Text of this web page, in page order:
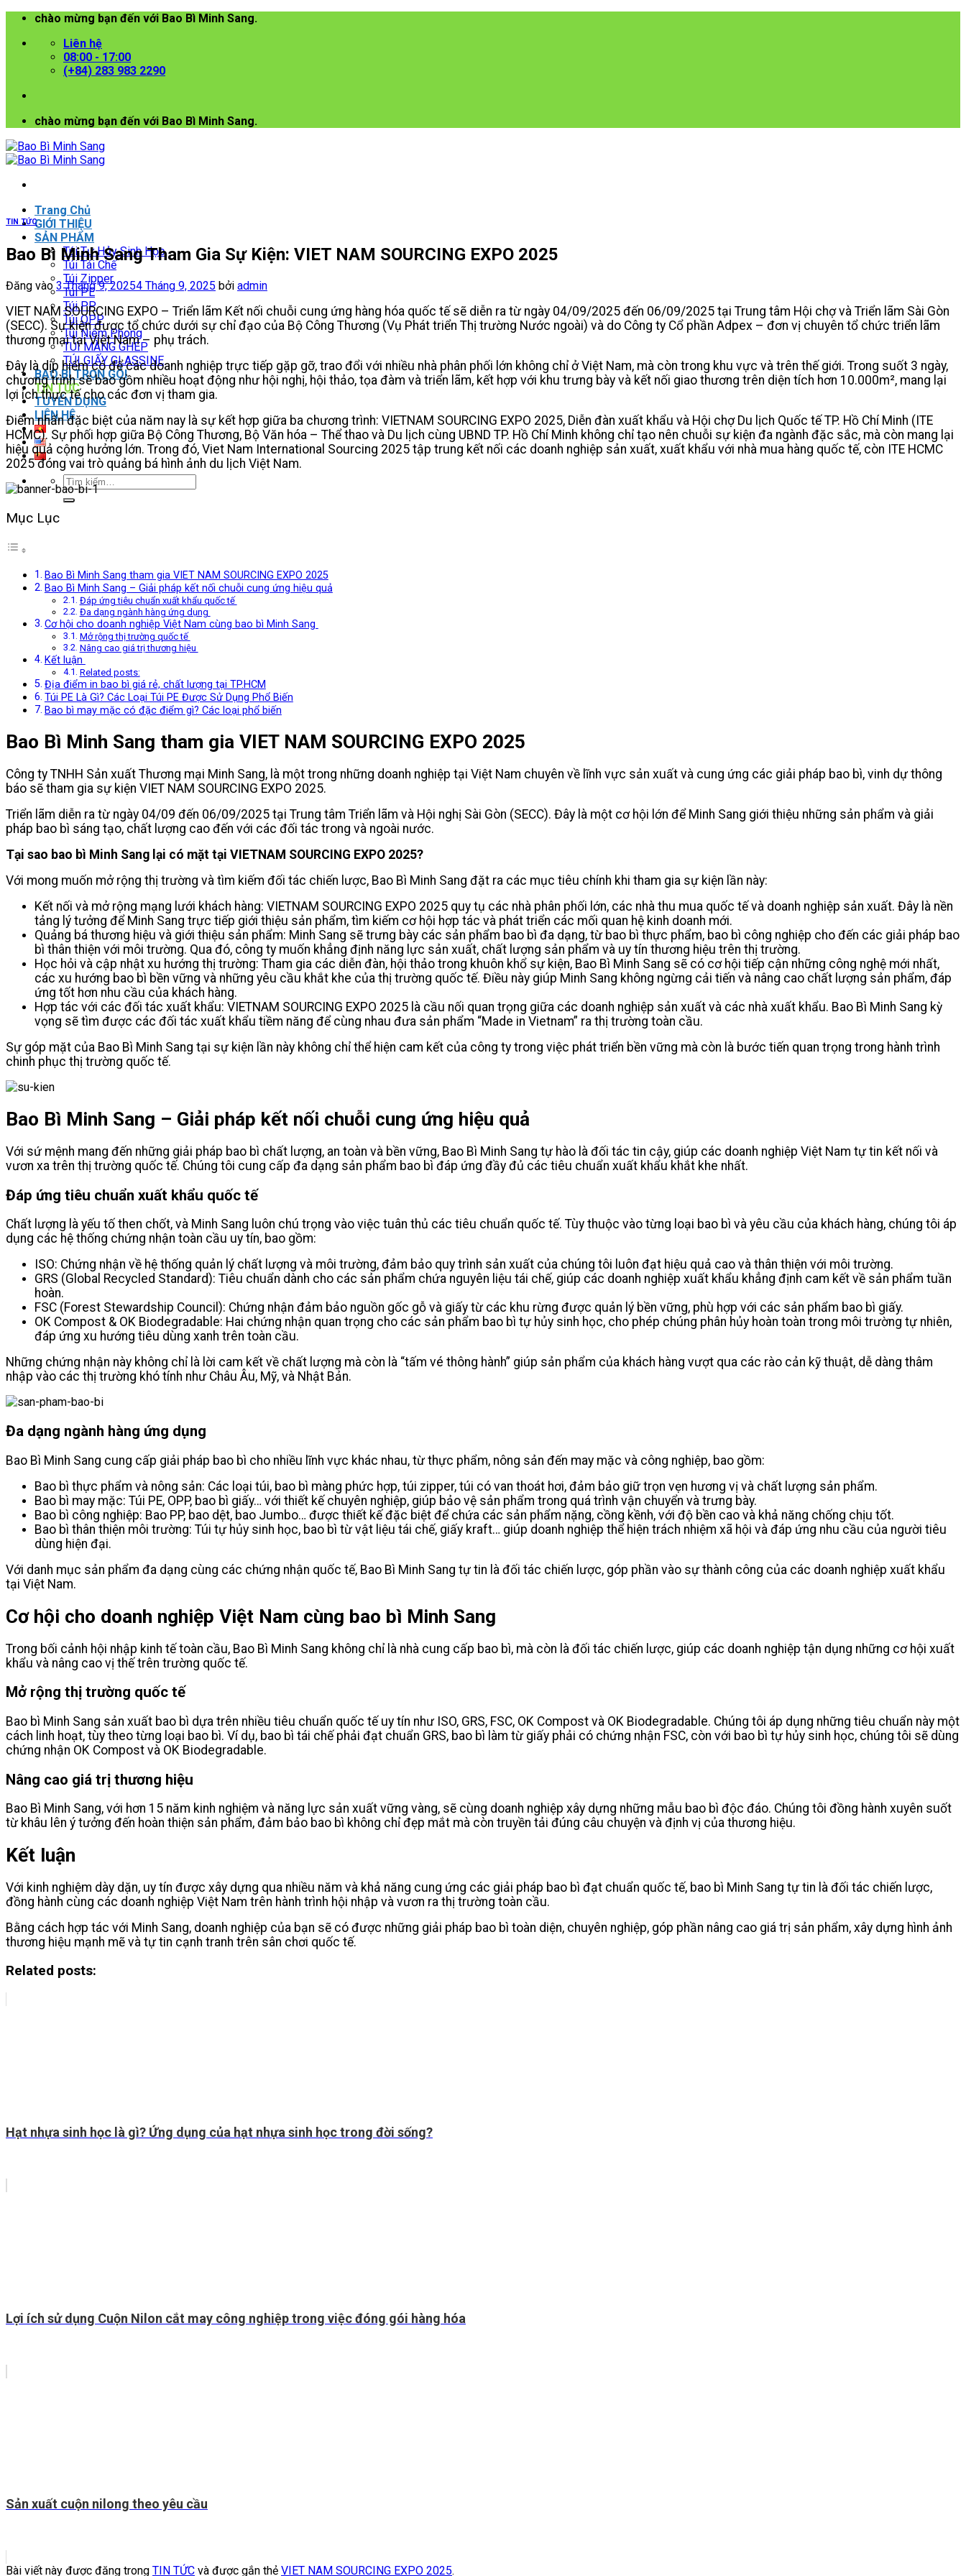
chào mừng bạn đến với Bao Bì Minh Sang.
Liên hệ
08:00 - 17:00
(+84) 283 983 2290
chào mừng bạn đến với Bao Bì Minh Sang.
Trang Chủ
GIỚI THIỆU
SẢN PHẨM
Túi Tự Hủy Sinh Học
Túi Tái Chế
Túi Zipper
Túi PE
Túi PP
Túi OPP
Túi Niêm Phong
TÚI MÀNG GHÉP
TÚI GIẤY GLASSINE
BAO BÌ TRỌN GÓI
TIN TỨC
TUYỂN DỤNG
LIÊN HỆ
Tìm
kiếm:
TIN TỨC
Bao Bì Minh Sang Tham Gia Sự Kiện: VIET NAM SOURCING EXPO 2025
Đăng vào3 Tháng 9, 20254 Tháng 9, 2025 bởi admin
VIET NAM SOURCING EXPO – Triển lãm Kết nối chuỗi cung ứng hàng hóa quốc tế sẽ diễn ra từ ngày 04/09/2025 đến 06/09/2025 tại Trung tâm Hội chợ và Triển lãm Sài Gòn
(SECC). Sự kiện được tổ chức dưới sự chỉ đạo của Bộ Công Thương (Vụ Phát triển Thị trường Nước ngoài) và do Công ty Cổ phần Adpex – đơn vị chuyên tổ chức triển lãm
thương mại tại Việt Nam – phụ trách.
Đây là dịp hiếm có để các doanh nghiệp trực tiếp gặp gỡ, trao đổi với nhiều nhà phân phối lớn không chỉ ở Việt Nam, mà còn trong khu vực và trên thế giới. Trong suốt 3 ngày,
chương trình sẽ bao gồm nhiều hoạt động như hội nghị, hội thảo, tọa đàm và triển lãm, kết hợp với khu trưng bày và kết nối giao thương trên diện tích hơn 10.000m², mang lại
lợi ích thực tế cho các đơn vị tham gia.
Điểm nhấn đặc biệt của năm nay là sự kết hợp giữa ba chương trình: VIETNAM SOURCING EXPO 2025, Diễn đàn xuất khẩu và Hội chợ Du lịch Quốc tế TP. Hồ Chí Minh (ITE
HCMC). Sự phối hợp giữa Bộ Công Thương, Bộ Văn hóa – Thể thao và Du lịch cùng UBND TP. Hồ Chí Minh không chỉ tạo nên chuỗi sự kiện đa ngành đặc sắc, mà còn mang lại
hiệu quả cộng hưởng lớn. Trong đó, Viet Nam International Sourcing 2025 tập trung kết nối các doanh nghiệp sản xuất, xuất khẩu với nhà mua hàng quốc tế, còn ITE HCMC
2025 đóng vai trò quảng bá hình ảnh du lịch Việt Nam.
Mục Lục
Bao Bì Minh Sang tham gia VIET NAM SOURCING EXPO 2025
Bao Bì Minh Sang – Giải pháp kết nối chuỗi cung ứng hiệu quả
Đáp ứng tiêu chuẩn xuất khẩu quốc tế
Đa dạng ngành hàng ứng dụng
Cơ hội cho doanh nghiệp Việt Nam cùng bao bì Minh Sang
Mở rộng thị trường quốc tế
Nâng cao giá trị thương hiệu
Kết luận
Related posts:
Địa điểm in bao bì giá rẻ, chất lượng tại TP.HCM
Túi PE Là Gì? Các Loại Túi PE Được Sử Dụng Phổ Biến
Bao bì may mặc có đặc điểm gì? Các loại phổ biến
Bao Bì Minh Sang tham gia VIET NAM SOURCING EXPO 2025
Công ty TNHH Sản xuất Thương mại Minh Sang, là một trong những doanh nghiệp tại Việt Nam chuyên về lĩnh vực sản xuất và cung ứng các giải pháp bao bì, vinh dự thông
báo sẽ tham gia sự kiện VIET NAM SOURCING EXPO 2025.
Triển lãm diễn ra từ ngày 04/09 đến 06/09/2025 tại Trung tâm Triển lãm và Hội nghị Sài Gòn (SECC). Đây là một cơ hội lớn để Minh Sang giới thiệu những sản phẩm và giải
pháp bao bì sáng tạo, chất lượng cao đến với các đối tác trong và ngoài nước.
Tại sao bao bì Minh Sang lại có mặt tại VIETNAM SOURCING EXPO 2025?
Với mong muốn mở rộng thị trường và tìm kiếm đối tác chiến lược, Bao Bì Minh Sang đặt ra các mục tiêu chính khi tham gia sự kiện lần này:
Kết nối và mở rộng mạng lưới khách hàng: VIETNAM SOURCING EXPO 2025 quy tụ các nhà phân phối lớn, các nhà thu mua quốc tế và doanh nghiệp sản xuất. Đây là nền
tảng lý tưởng để Minh Sang trực tiếp giới thiệu sản phẩm, tìm kiếm cơ hội hợp tác và phát triển các mối quan hệ kinh doanh mới.
Quảng bá thương hiệu và giới thiệu sản phẩm: Minh Sang sẽ trưng bày các sản phẩm bao bì đa dạng, từ bao bì thực phẩm, bao bì công nghiệp cho đến các giải pháp bao
bì thân thiện với môi trường. Qua đó, công ty muốn khẳng định năng lực sản xuất, chất lượng sản phẩm và uy tín thương hiệu trên thị trường.
Học hỏi và cập nhật xu hướng thị trường: Tham gia các diễn đàn, hội thảo trong khuôn khổ sự kiện, Bao Bì Minh Sang sẽ có cơ hội tiếp cận những công nghệ mới nhất,
các xu hướng bao bì bền vững và những yêu cầu khắt khe của thị trường quốc tế. Điều này giúp Minh Sang không ngừng cải tiến và nâng cao chất lượng sản phẩm, đáp
ứng tốt hơn nhu cầu của khách hàng.
Hợp tác với các đối tác xuất khẩu: VIETNAM SOURCING EXPO 2025 là cầu nối quan trọng giữa các doanh nghiệp sản xuất và các nhà xuất khẩu. Bao Bì Minh Sang kỳ
vọng sẽ tìm được các đối tác xuất khẩu tiềm năng để cùng nhau đưa sản phẩm “Made in Vietnam” ra thị trường toàn cầu.
Sự góp mặt của Bao Bì Minh Sang tại sự kiện lần này không chỉ thể hiện cam kết của công ty trong việc phát triển bền vững mà còn là bước tiến quan trọng trong hành trình
chinh phục thị trường quốc tế.
Bao Bì Minh Sang – Giải pháp kết nối chuỗi cung ứng hiệu quả
Với sứ mệnh mang đến những giải pháp bao bì chất lượng, an toàn và bền vững, Bao Bì Minh Sang tự hào là đối tác tin cậy, giúp các doanh nghiệp Việt Nam tự tin kết nối và
vươn xa trên thị trường quốc tế. Chúng tôi cung cấp đa dạng sản phẩm bao bì đáp ứng đầy đủ các tiêu chuẩn xuất khẩu khắt khe nhất.
Đáp ứng tiêu chuẩn xuất khẩu quốc tế
Chất lượng là yếu tố then chốt, và Minh Sang luôn chú trọng vào việc tuân thủ các tiêu chuẩn quốc tế. Tùy thuộc vào từng loại bao bì và yêu cầu của khách hàng, chúng tôi áp
dụng các hệ thống chứng nhận toàn cầu uy tín, bao gồm:
ISO: Chứng nhận về hệ thống quản lý chất lượng và môi trường, đảm bảo quy trình sản xuất của chúng tôi luôn đạt hiệu quả cao và thân thiện với môi trường.
GRS (Global Recycled Standard): Tiêu chuẩn dành cho các sản phẩm chứa nguyên liệu tái chế, giúp các doanh nghiệp xuất khẩu khẳng định cam kết về sản phẩm tuần
hoàn.
FSC (Forest Stewardship Council): Chứng nhận đảm bảo nguồn gốc gỗ và giấy từ các khu rừng được quản lý bền vững, phù hợp với các sản phẩm bao bì giấy.
OK Compost & OK Biodegradable: Hai chứng nhận quan trọng cho các sản phẩm bao bì tự hủy sinh học, cho phép chúng phân hủy hoàn toàn trong môi trường tự nhiên,
đáp ứng xu hướng tiêu dùng xanh trên toàn cầu.
Những chứng nhận này không chỉ là lời cam kết về chất lượng mà còn là “tấm vé thông hành” giúp sản phẩm của khách hàng vượt qua các rào cản kỹ thuật, dễ dàng thâm
nhập vào các thị trường khó tính như Châu Âu, Mỹ, và Nhật Bản.
Đa dạng ngành hàng ứng dụng
Bao Bì Minh Sang cung cấp giải pháp bao bì cho nhiều lĩnh vực khác nhau, từ thực phẩm, nông sản đến may mặc và công nghiệp, bao gồm:
Bao bì thực phẩm và nông sản: Các loại túi, bao bì màng phức hợp, túi zipper, túi có van thoát hơi, đảm bảo giữ trọn vẹn hương vị và chất lượng sản phẩm.
Bao bì may mặc: Túi PE, OPP, bao bì giấy… với thiết kế chuyên nghiệp, giúp bảo vệ sản phẩm trong quá trình vận chuyển và trưng bày.
Bao bì công nghiệp: Bao PP, bao dệt, bao Jumbo… được thiết kế đặc biệt để chứa các sản phẩm nặng, cồng kềnh, với độ bền cao và khả năng chống chịu tốt.
Bao bì thân thiện môi trường: Túi tự hủy sinh học, bao bì từ vật liệu tái chế, giấy kraft… giúp doanh nghiệp thể hiện trách nhiệm xã hội và đáp ứng nhu cầu của người tiêu
dùng hiện đại.
Với danh mục sản phẩm đa dạng cùng các chứng nhận quốc tế, Bao Bì Minh Sang tự tin là đối tác chiến lược, góp phần vào sự thành công của các doanh nghiệp xuất khẩu
tại Việt Nam.
Cơ hội cho doanh nghiệp Việt Nam cùng bao bì Minh Sang
Trong bối cảnh hội nhập kinh tế toàn cầu, Bao Bì Minh Sang không chỉ là nhà cung cấp bao bì, mà còn là đối tác chiến lược, giúp các doanh nghiệp tận dụng những cơ hội xuất
khẩu và nâng cao vị thế trên trường quốc tế.
Mở rộng thị trường quốc tế
Bao bì Minh Sang sản xuất bao bì dựa trên nhiều tiêu chuẩn quốc tế uy tín như ISO, GRS, FSC, OK Compost và OK Biodegradable. Chúng tôi áp dụng những tiêu chuẩn này một
cách linh hoạt, tùy theo từng loại bao bì. Ví dụ, bao bì tái chế phải đạt chuẩn GRS, bao bì làm từ giấy phải có chứng nhận FSC, còn với bao bì tự hủy sinh học, chúng tôi sẽ dùng
chứng nhận OK Compost và OK Biodegradable.
Nâng cao giá trị thương hiệu
Bao Bì Minh Sang, với hơn 15 năm kinh nghiệm và năng lực sản xuất vững vàng, sẽ cùng doanh nghiệp xây dựng những mẫu bao bì độc đáo. Chúng tôi đồng hành xuyên suốt
từ khâu lên ý tưởng đến hoàn thiện sản phẩm, đảm bảo bao bì không chỉ đẹp mắt mà còn truyền tải đúng câu chuyện và định vị của thương hiệu.
Kết luận
Với kinh nghiệm dày dặn, uy tín được xây dựng qua nhiều năm và khả năng cung ứng các giải pháp bao bì đạt chuẩn quốc tế, bao bì Minh Sang tự tin là đối tác chiến lược,
đồng hành cùng các doanh nghiệp Việt Nam trên hành trình hội nhập và vươn ra thị trường toàn cầu.
Bằng cách hợp tác với Minh Sang, doanh nghiệp của bạn sẽ có được những giải pháp bao bì toàn diện, chuyên nghiệp, góp phần nâng cao giá trị sản phẩm, xây dựng hình ảnh
thương hiệu mạnh mẽ và tự tin cạnh tranh trên sân chơi quốc tế.
Related posts:
Hạt nhựa sinh học là gì? Ứng dụng của hạt nhựa sinh học trong đời sống?
Lợi ích sử dụng Cuộn Nilon cắt may công nghiệp trong việc đóng gói hàng hóa
Sản xuất cuộn nilong theo yêu cầu
Bài viết này được đăng trong TIN TỨC và được gắn thẻ VIET NAM SOURCING EXPO 2025.